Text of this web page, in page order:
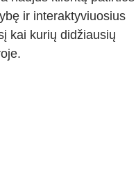
ir interaktyviuosius
kai kurių didžiausių